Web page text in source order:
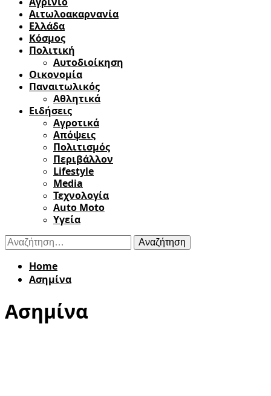
Αιτωλοακαρνανία
Ελλάδα
Κόσμος
Πολιτική
Αυτοδιοίκηση
Οικονομία
Παναιτωλικός
Αθλητικά
Ειδήσεις
Αγροτικά
Απόψεις
Πολιτισμός
Περιβάλλον
Lifestyle
Media
Τεχνολογία
Auto Moto
Υγεία
Αναζήτηση
για:
Home
Ασημίνα
Ασημίνα